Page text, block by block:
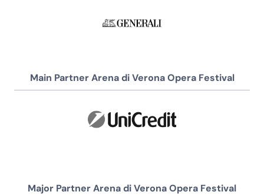
Main Partner Arena di Verona Opera Festival
Major Partner Arena di Verona Opera Festival